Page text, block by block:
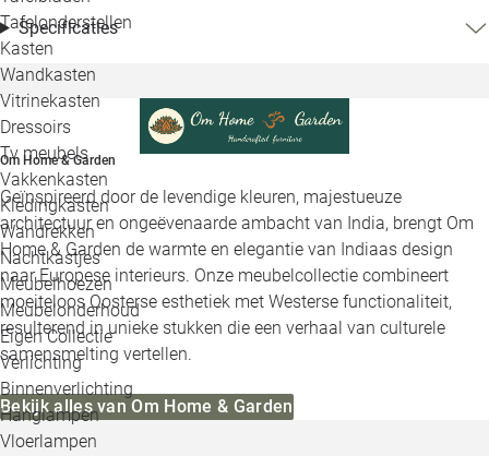
Tafelonderstellen
Kasten
Wandkasten
Vitrinekasten
Dressoirs
Tv meubels
Vakkenkasten
Kledingkasten
Wandrekken
Nachtkastjes
Meubelhoezen
Meubelonderhoud
Eigen Collectie
Verlichting
Binnenverlichting
Hanglampen
Vloerlampen
Specificaties
Om Home & Garden
Geïnspireerd door de levendige kleuren, majestueuze
architectuur en ongeëvenaarde ambacht van India, brengt Om
Home & Garden de warmte en elegantie van Indiaas design
naar Europese interieurs. Onze meubelcollectie combineert
moeiteloos Oosterse esthetiek met Westerse functionaliteit,
resulterend in unieke stukken die een verhaal van culturele
samensmelting vertellen.
Bekijk alles van Om Home & Garden